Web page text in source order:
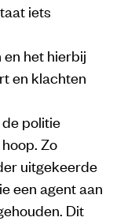
iets
het hierbij
en klachten
de politie
Zo
uitgekeerde
een agent aan
Dit